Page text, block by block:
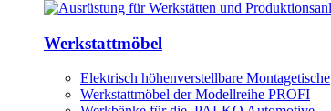
Werkstattmöbel
Elektrisch höhenverstellbare Montagetische
Werkstattmöbel der Modellreihe PROFI